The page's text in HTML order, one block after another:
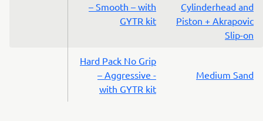
– Smooth – with
GYTR kit
Cylinderhead and
Piston + Akrapovic
Slip-on
Hard Pack No Grip
– Aggressive -
with GYTR kit
Medium Sand